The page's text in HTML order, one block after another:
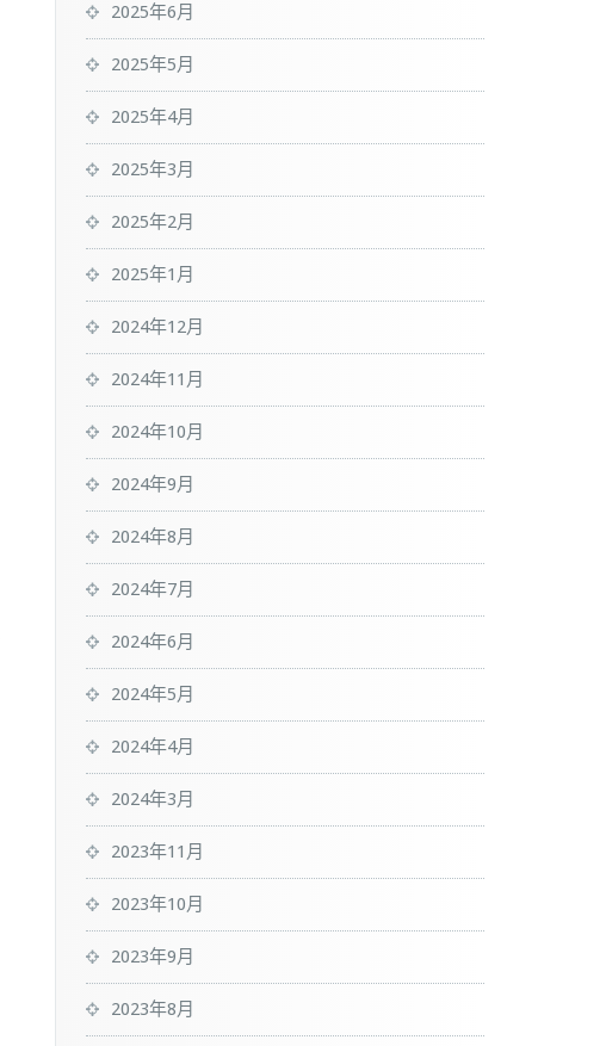
2025年6月
2025年5月
2025年4月
2025年3月
2025年2月
2025年1月
2024年12月
2024年11月
2024年10月
2024年9月
2024年8月
2024年7月
2024年6月
2024年5月
2024年4月
2024年3月
2023年11月
2023年10月
2023年9月
2023年8月